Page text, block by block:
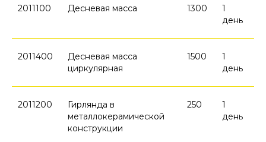
2011100 Десневая масса 1300
1
день
2011400
Десневая масса
циркулярная
1500
1
день
2011200
Гирлянда в
металлокерамической
конструкции
250
1
день